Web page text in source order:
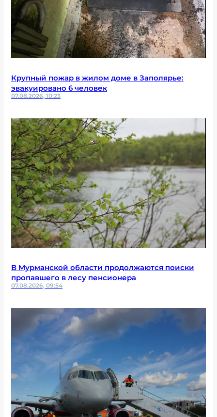
Крупный пожар в жилом доме в Заполярье:
эвакуировано 6 человек
07.08.2026, 10:23
В Мурманской области продолжаются поиски
пропавшего в лесу пенсионера
07.08.2026, 09:54